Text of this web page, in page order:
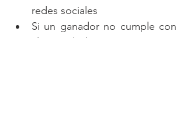
redes sociales
Si un ganador no cumple con
alguno de los términos no se